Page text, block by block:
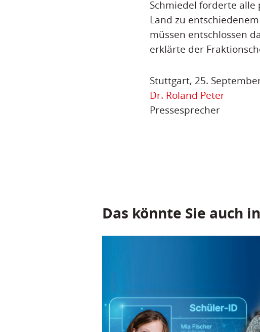
Schmiedel forderte
Land zu
müssen entschlossen
erklärte der
Stuttgart, 25.
Dr. Roland Peter
Pressesprecher
Das könnte Sie auch